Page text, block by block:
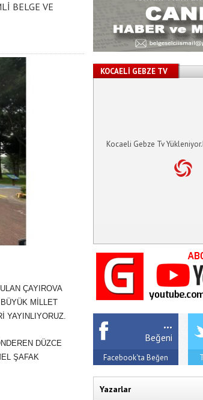
BELGE VE
ÇAYIROVA
MİLLET
YAYINLIYORUZ.
DÜZCE
ŞAFAK
KOCAELİ GEBZE TV
Kocaeli Gebze Tv
...
Beğeni
Facebook'ta Beğen
Yazarlar